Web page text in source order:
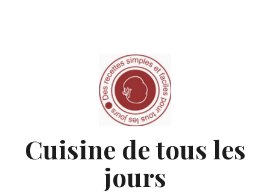
Cuisine de tous les
jours